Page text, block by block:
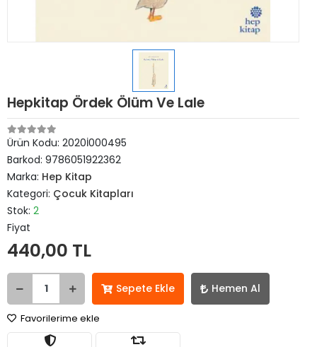
Hepkitap Ördek Ölüm Ve Lale
Ürün Kodu: 2020İ000495
Barkod: 9786051922362
Marka: Hep Kitap
Kategori: Çocuk Kitapları
Stok: 2
Fiyat
440,00 TL
Sepete Ekle Hemen Al
Favorilerime ekle